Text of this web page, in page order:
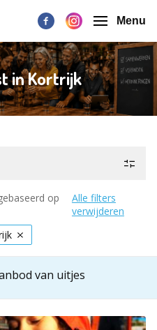
Menu
in Kortrijk
op
Alle filters
verwijderen
van uitjes